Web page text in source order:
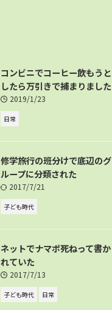
コンビニでコーヒー飲もうと
したら万引きで捕まりました
2019/1/23
日常
修学旅行の班分けで底辺のグ
ループに分類された
2017/7/21
子ども時代
ネットでナマポ死ねって書か
れていた
2017/7/13
子ども時代 日常